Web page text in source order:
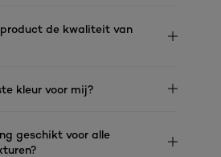
de kwaliteit van
kleur voor mij?
geschikt voor alle